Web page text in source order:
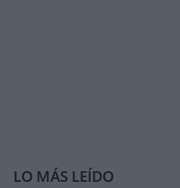
LO MÁS LEÍDO